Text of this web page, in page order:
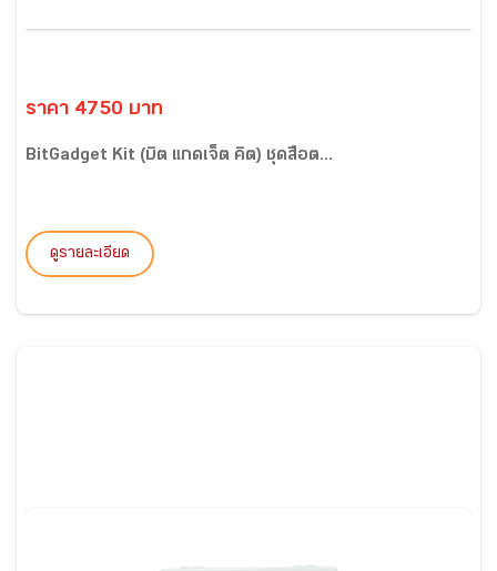
ราคา 4750 บาท
BitGadget Kit (บิต แกดเจ็ต คิต) ชุดสื่อต...
ดูรายละเอียด